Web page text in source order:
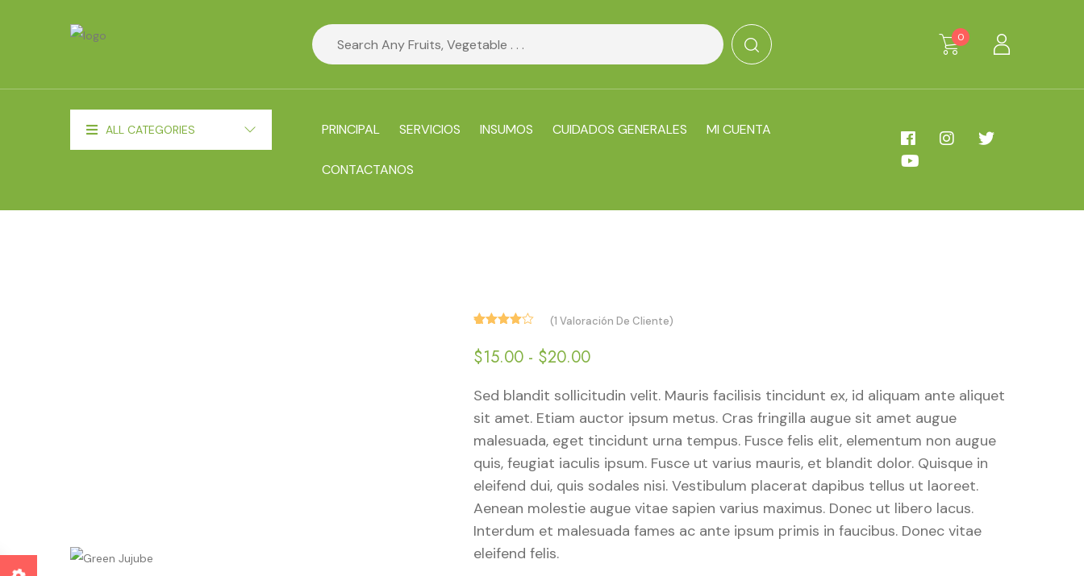
0
ALL CATEGORIES PRINCIPAL SERVICIOS INSUMOS CUIDADOS GENERALES MI CUENTA
CONTACTANOS
con
4.00
base a
de un
(1 Valoración De Cliente)
$15.00 - $20.00Rango
precios:
desde
$15.00
hasta
$20.00
Sed blandit sollicitudin velit. Mauris facilisis tincidunt ex, id aliquam ante aliquet
sit amet. Etiam auctor ipsum metus. Cras fringilla augue sit amet augue
malesuada, eget tincidunt urna tempus. Fusce felis elit, elementum non augue
quis, feugiat iaculis ipsum. Fusce ut varius mauris, et blandit dolor. Quisque in
eleifend dui, quis sodales nisi. Vestibulum placerat dapibus tellus ut laoreet.
Aenean molestie augue vitae sapien varius maximus. Donec ut libero lacus.
Interdum et malesuada fames ac ante ipsum primis in faucibus. Donec vitae
eleifend felis.